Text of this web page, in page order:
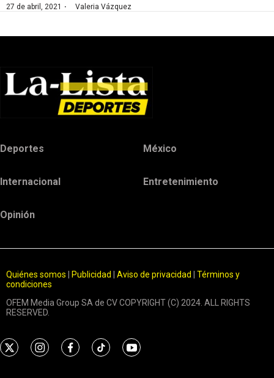
27 de abril, 2021 · Valeria Vázquez
Deportes México
Internacional Entretenimiento
Opinión
Quiénes somos Publicidad Aviso de privacidad
Términos y
condiciones
OFEM Media Group SA de CV COPYRIGHT (C) 2024. ALL RIGHTS
RESERVED.
t
i
f
t
y